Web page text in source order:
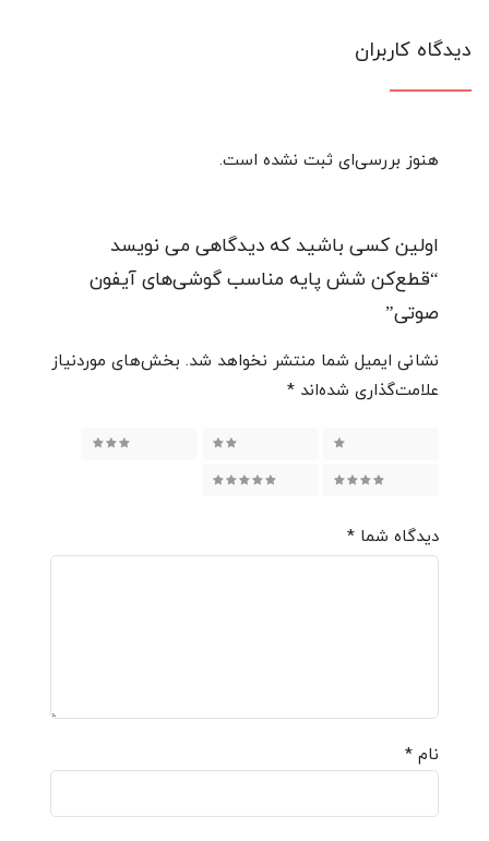
دیدگاه کاربران
هنوز بررسی‌ای ثبت نشده است.
اولین کسی باشید که دیدگاهی می نویسد
“قطع‌کن شش پایه مناسب گوشی‌های آیفون
صوتی”
نشانی ایمیل شما منتشر نخواهد شد. بخش‌های موردنیاز
علامت‌گذاری شده‌اند *
دیدگاه شما *
نام *